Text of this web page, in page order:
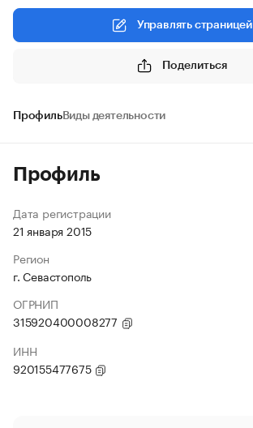
Управлять страницей
Поделиться
ПрофильВиды деятельности
Профиль
Дата регистрации
21 января 2015
Регион
г. Севастополь
ОГРНИП
315920400008277
ИНН
920155477675